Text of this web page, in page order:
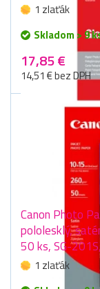
1 zlaťák
Skladom > 9
17,85 €
14,51 € bez DPH
Canon Photo
pololesklý,
50 ks, SG-
1 zlaťák